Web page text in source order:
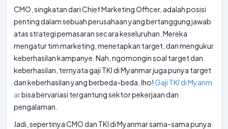
CMO, singkatan dari Chief Marketing Officer, adalah posisi
penting dalam sebuah perusahaan yang bertanggung jawab
atas strategi pemasaran secara keseluruhan. Mereka
mengatur tim marketing, menetapkan target, dan mengukur
keberhasilan kampanye. Nah, ngomongin soal target dan
keberhasilan, ternyata gaji TKI di Myanmar juga punya target
dan keberhasilan yang berbeda-beda, lho!Gaji TKI di Myanm
arbisa bervariasi tergantung sektor pekerjaan dan
pengalaman.
Jadi, sepertinya CMO dan TKI di Myanmar sama-sama punya